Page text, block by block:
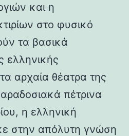
και η
στο φυσικό
τα βασικά
ελληνικής
αρχαία θέατρα της
πέτρινα
η ελληνική
στην απόλυτη γνώση